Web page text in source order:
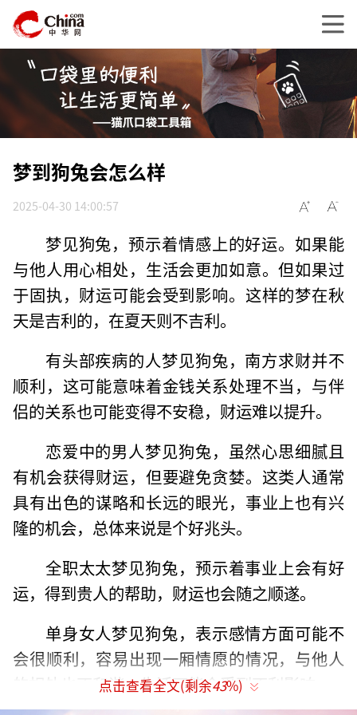
梦到狗兔会怎么样
2025-04-30 14:00:57
梦见狗兔，预示着情感上的好运。如果能
与他人用心相处，生活会更加如意。但如果过
于固执，财运可能会受到影响。这样的梦在秋
天是吉利的，在夏天则不吉利。
有头部疾病的人梦见狗兔，南方求财并不
顺利，这可能意味着金钱关系处理不当，与伴
侣的关系也可能变得不安稳，财运难以提升。
恋爱中的男人梦见狗兔，虽然心思细腻且
有机会获得财运，但要避免贪婪。这类人通常
具有出色的谋略和长远的眼光，事业上也有兴
隆的机会，总体来说是个好兆头。
全职太太梦见狗兔，预示着事业上会有好
运，得到贵人的帮助，财运也会随之顺遂。
单身女人梦见狗兔，表示感情方面可能不
会很顺利，容易出现一厢情愿的情况，与他人
的相处也不和谐，生活可能会受到不利影响。
点击查看全文(剩余43%)